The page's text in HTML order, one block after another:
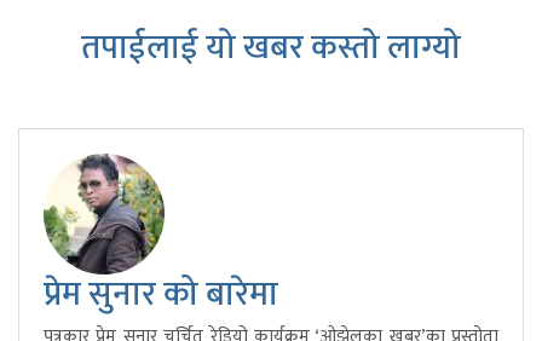
तपाईलाई यो खबर कस्तो लाग्यो
प्रेम सुनार को बारेमा